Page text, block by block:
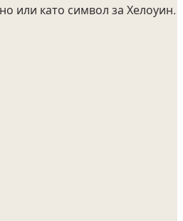
или като символ за Хелоуин.